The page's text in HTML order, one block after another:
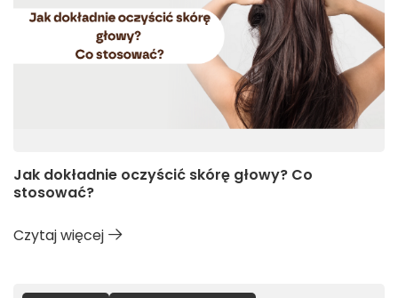
Jak dokładnie oczyścić skórę głowy? Co
stosować?
Czytaj więcej